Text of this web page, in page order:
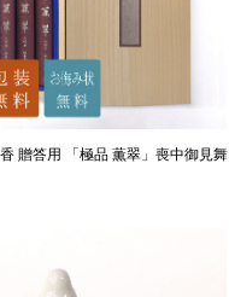
贈答用 「極品 薫翠」喪中御見舞